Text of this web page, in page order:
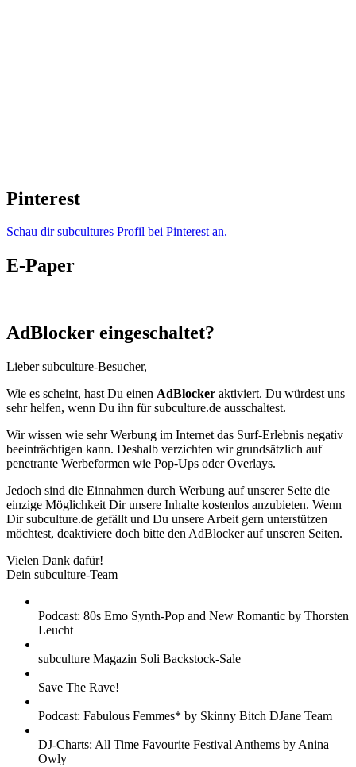
Pinterest
Schau dir subcultures Profil bei Pinterest an.
E-Paper
AdBlocker eingeschaltet?
Lieber subculture-Besucher,
Wie es scheint, hast Du einen AdBlocker aktiviert. Du würdest uns
sehr helfen, wenn Du ihn für subculture.de ausschaltest.
Wir wissen wie sehr Werbung im Internet das Surf-Erlebnis negativ
beeinträchtigen kann. Deshalb verzichten wir grundsätzlich auf
penetrante Werbeformen wie Pop-Ups oder Overlays.
Jedoch sind die Einnahmen durch Werbung auf unserer Seite die
einzige Möglichkeit Dir unsere Inhalte kostenlos anzubieten. Wenn
Dir subculture.de gefällt und Du unsere Arbeit gern unterstützen
möchtest, deaktiviere doch bitte den AdBlocker auf unseren Seiten.
Vielen Dank dafür!
Dein subculture-Team
Podcast: 80s Emo Synth-Pop and New Romantic by Thorsten
Leucht
subculture Magazin Soli Backstock-Sale
Save The Rave!
Podcast: Fabulous Femmes* by Skinny Bitch DJane Team
DJ-Charts: All Time Favourite Festival Anthems by Anina
Owly